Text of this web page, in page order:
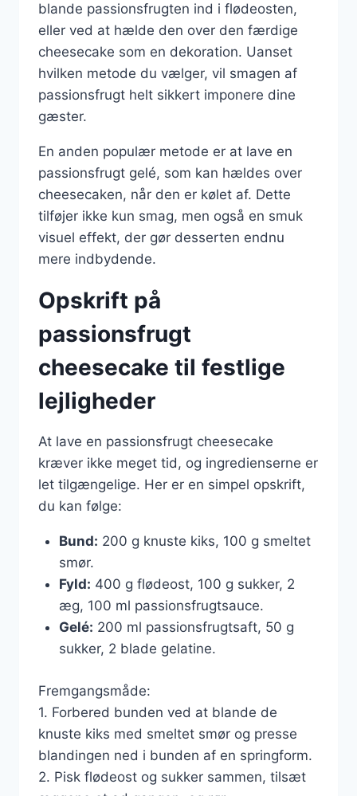
blande passionsfrugten ind i flødeosten,
eller ved at hælde den over den færdige
cheesecake som en dekoration. Uanset
hvilken metode du vælger, vil smagen af
passionsfrugt helt sikkert imponere dine
gæster.
En anden populær metode er at lave en
passionsfrugt gelé, som kan hældes over
cheesecaken, når den er kølet af. Dette
tilføjer ikke kun smag, men også en smuk
visuel effekt, der gør desserten endnu
mere indbydende.
Opskrift på
passionsfrugt
cheesecake til festlige
lejligheder
At lave en passionsfrugt cheesecake
kræver ikke meget tid, og ingredienserne er
let tilgængelige. Her er en simpel opskrift,
du kan følge:
Bund: 200 g knuste kiks, 100 g smeltet
smør.
Fyld: 400 g flødeost, 100 g sukker, 2
æg, 100 ml passionsfrugtsauce.
Gelé: 200 ml passionsfrugtsaft, 50 g
sukker, 2 blade gelatine.
Fremgangsmåde:
1. Forbered bunden ved at blande de
knuste kiks med smeltet smør og presse
blandingen ned i bunden af en springform.
2. Pisk flødeost og sukker sammen, tilsæt